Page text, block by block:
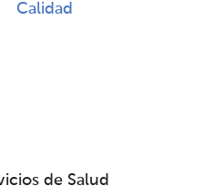
Calidad​​
de Salud